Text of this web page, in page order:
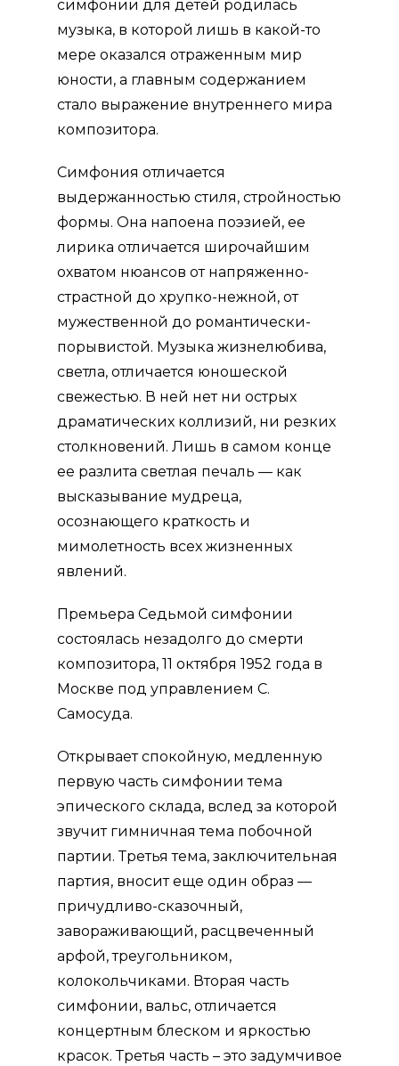
симфонии для детей родилась
музыка, в которой лишь в какой-то
мере оказался отраженным мир
юности, а главным содержанием
стало выражение внутреннего мира
композитора.
Симфония отличается
выдержанностью стиля, стройностью
формы. Она напоена поэзией, ее
лирика отличается широчайшим
охватом нюан­сов от напряженно-
страстной до хрупко-нежной, от
мужественной до романтически-
порывистой. Музыка жизнелюбива,
светла, отличается юношеской
свежестью. В ней нет ни острых
драматических коллизий, ни резких
столкновений. Лишь в самом конце
ее разлита светлая печаль — как
высказывание мудреца,
осознающего краткость и
мимолетность всех жизненных
явлений.
Премьера Седьмой симфонии
состоялась незадолго до смерти
компо­зитора, 11 октября 1952 года в
Москве под управлением С.
Самосуда.
Открывает спокойную, медлен­ную
первую часть симфонии тема
эпического склада, вслед за которой
звучит гимничная тема побочной
партии. Третья тема, заключительная
партия, вносит еще один образ —
причуд­ливо-сказочный,
завораживающий, расцвеченный
арфой, треугольником,
колокольчиками. Вторая часть
симфонии, вальс, отличается
концертным блеском и яркостью
кра­сок. Третья часть – это задумчивое